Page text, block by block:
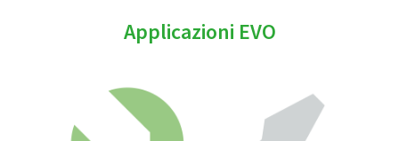
Applicazioni EVO